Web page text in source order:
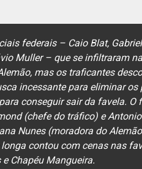
federais – Caio Blat,
Muller – que se infiltraram
mas os traficantes
incessante para eliminar os
conseguir sair da favela. O
(chefe do tráfico) e
Nunes (moradora do
contou com cenas nas
Chapéu Mangueira.